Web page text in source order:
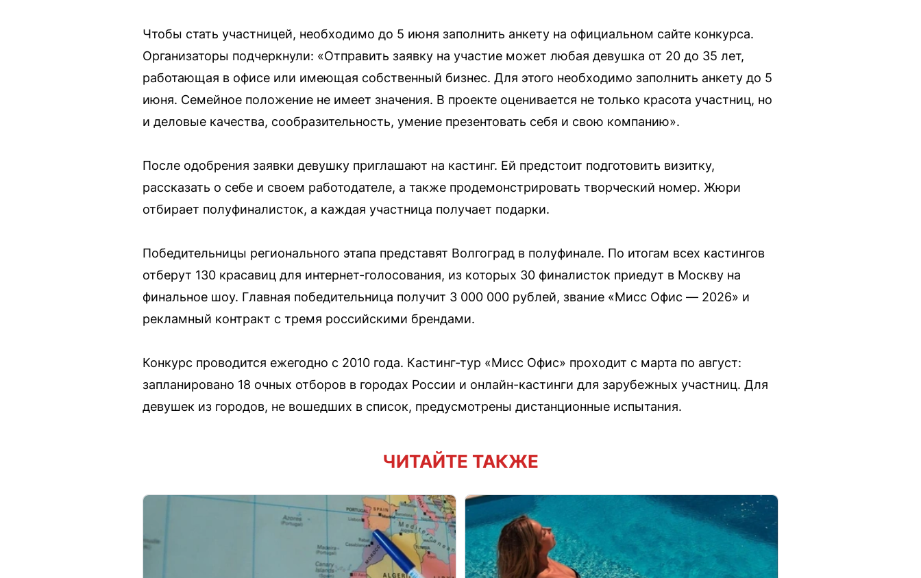
Чтобы стать участницей, необходимо до 5 июня заполнить анкету на официальном сайте конкурса.
Организаторы подчеркнули: «Отправить заявку на участие может любая девушка от 20 до 35 лет,
работающая в офисе или имеющая собственный бизнес. Для этого необходимо заполнить анкету до 5
июня. Семейное положение не имеет значения. В проекте оценивается не только красота участниц, но
и деловые качества, сообразительность, умение презентовать себя и свою компанию».
После одобрения заявки девушку приглашают на кастинг. Ей предстоит подготовить визитку,
рассказать о себе и своем работодателе, а также продемонстрировать творческий номер. Жюри
отбирает полуфиналисток, а каждая участница получает подарки.
Победительницы регионального этапа представят Волгоград в полуфинале. По итогам всех кастингов
отберут 130 красавиц для интернет-голосования, из которых 30 финалисток приедут в Москву на
финальное шоу. Главная победительница получит 3 000 000 рублей, звание «Мисс Офис — 2026» и
рекламный контракт с тремя российскими брендами.
Конкурс проводится ежегодно с 2010 года. Кастинг-тур «Мисс Офис» проходит с марта по август:
запланировано 18 очных отборов в городах России и онлайн-кастинги для зарубежных участниц. Для
девушек из городов, не вошедших в список, предусмотрены дистанционные испытания.
ЧИТАЙТЕ ТАКЖЕ